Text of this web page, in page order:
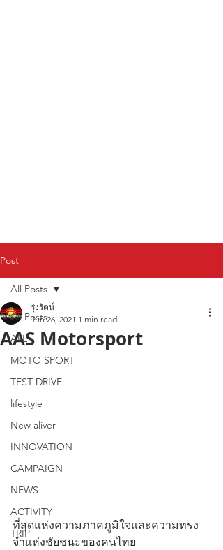
Post
All Posts
ALL
MOTO SPORT
TEST DRIVE
lifestyle
New aliver
INNOVATION
CAMPAIGN
NEWS
ACTIVITY
TRIP
All Posts
AAS Motorsport
รุ่งรัตน์
Jun 26, 2021 1 min read
ที่สุดแห่งความภาคภูมิใจและความทรง
จำแห่งชัยชนะของคนไทย